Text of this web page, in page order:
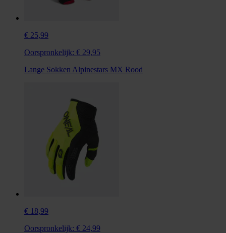
€ 25,99
Oorspronkelijk: € 29,95
Lange Sokken Alpinestars MX Rood
€ 18,99
Oorspronkelijk: € 24,99